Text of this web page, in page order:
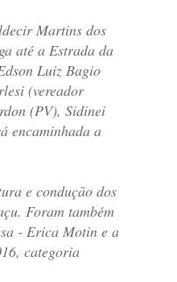
Martins dos
até a Estrada da
Luiz Bagio
(vereador
(PV), Sidinei
encaminhada a
e condução dos
Foram também
- Erica Motin e a
categoria